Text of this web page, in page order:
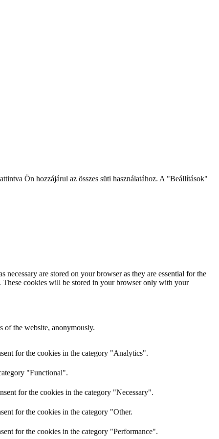
Ön hozzájárul az összes süti használatához. A "Beállítások"
are stored on your browser as they are essential for the
These cookies will be stored in your browser only with your
of the website, anonymously.
for the cookies in the category "Analytics".
"Functional".
for the cookies in the category "Necessary".
for the cookies in the category "Other.
for the cookies in the category "Performance".